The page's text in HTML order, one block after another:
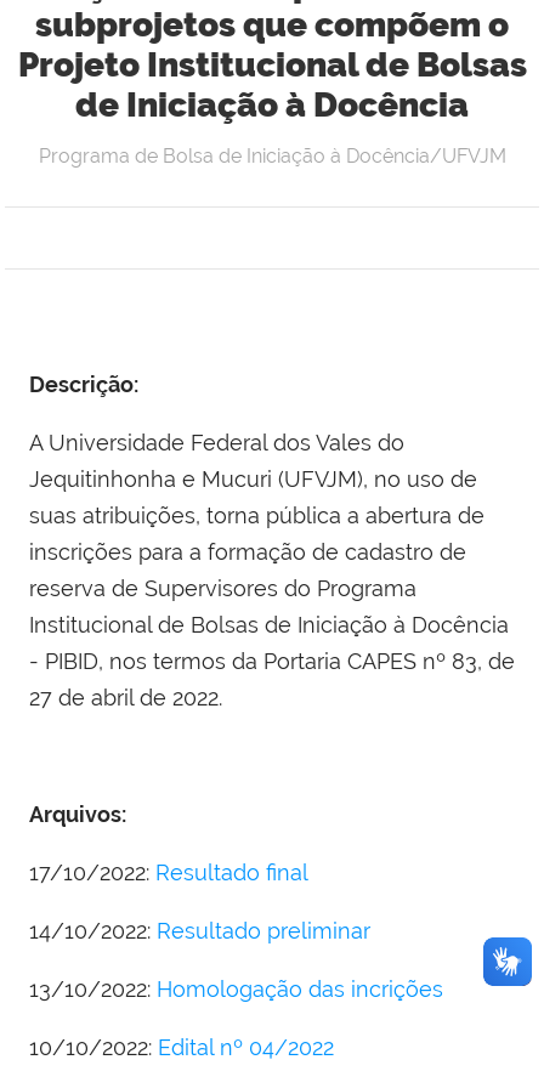
subprojetos que compõem o
Projeto Institucional de Bolsas
de Iniciação à Docência
Programa de Bolsa de Iniciação à Docência/UFVJM
Descrição:
A Universidade Federal dos Vales do
Jequitinhonha e Mucuri (UFVJM), no uso de
suas atribuições, torna pública a abertura de
inscrições para a formação de cadastro de
reserva de Supervisores do Programa
Institucional de Bolsas de Iniciação à Docência
- PIBID, nos termos da Portaria CAPES nº 83, de
27 de abril de 2022.
Arquivos:
17/10/2022: Resultado final
14/10/2022: Resultado preliminar
13/10/2022: Homologação das incrições
10/10/2022: Edital nº 04/2022